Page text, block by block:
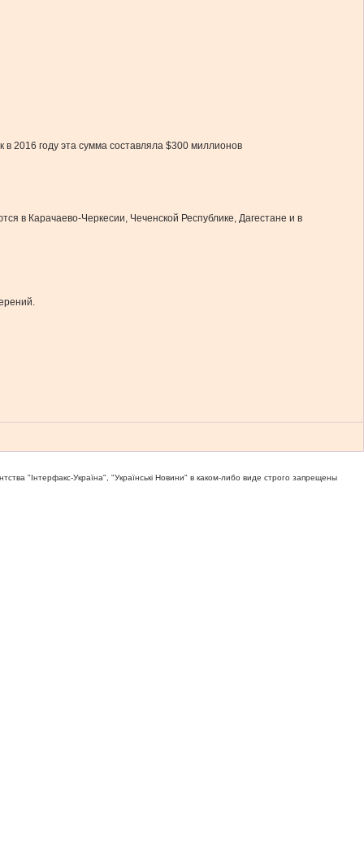
2016 году эта сумма составляла $300 миллионов
в Карачаево-Черкесии, Чеченской Республике, Дагестане и в
"Iнтерфакс-Україна", "Українськi Новини" в каком-либо виде строго запрещены